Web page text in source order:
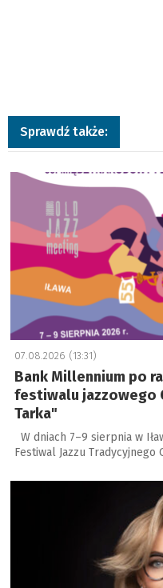
Sprawdź także:
a
07.08.2026 (13:31)
Bank Millennium po
festiwalu jazzowego
Tarka"
W dniach 7–9 sierpnia w
Festiwal Jazzu Tradycyjnego
a